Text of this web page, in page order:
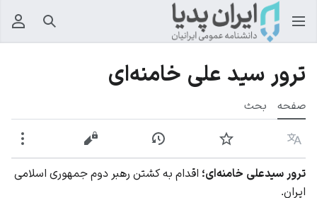
جستجو
ترور سید علی خامنه‌ای
صفحه بحث
زبان پیگیری نمایش تاریخچهنمایش مبدأ
ترور سیدعلی خامنه‌ای؛ اقدام به کشتن رهبر دوم جمهوری اسلامی
ایران.